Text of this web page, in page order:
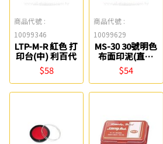
商品代號 :
10099346
LTP-M-R 紅色 打
印台(中) 利百代
$58
商品代號 :
10099629
MS-30 30號明色
布面印泥(直徑
3.3cm) 利百代
$54